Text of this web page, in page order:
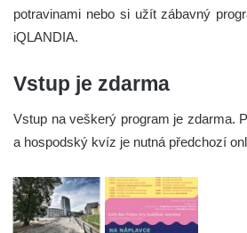
potravinami nebo si užít zábavný
iQLANDIA.
Vstup je zdarma
Vstup na veškerý program je zdarma.
a hospodský kvíz je nutná předchozí